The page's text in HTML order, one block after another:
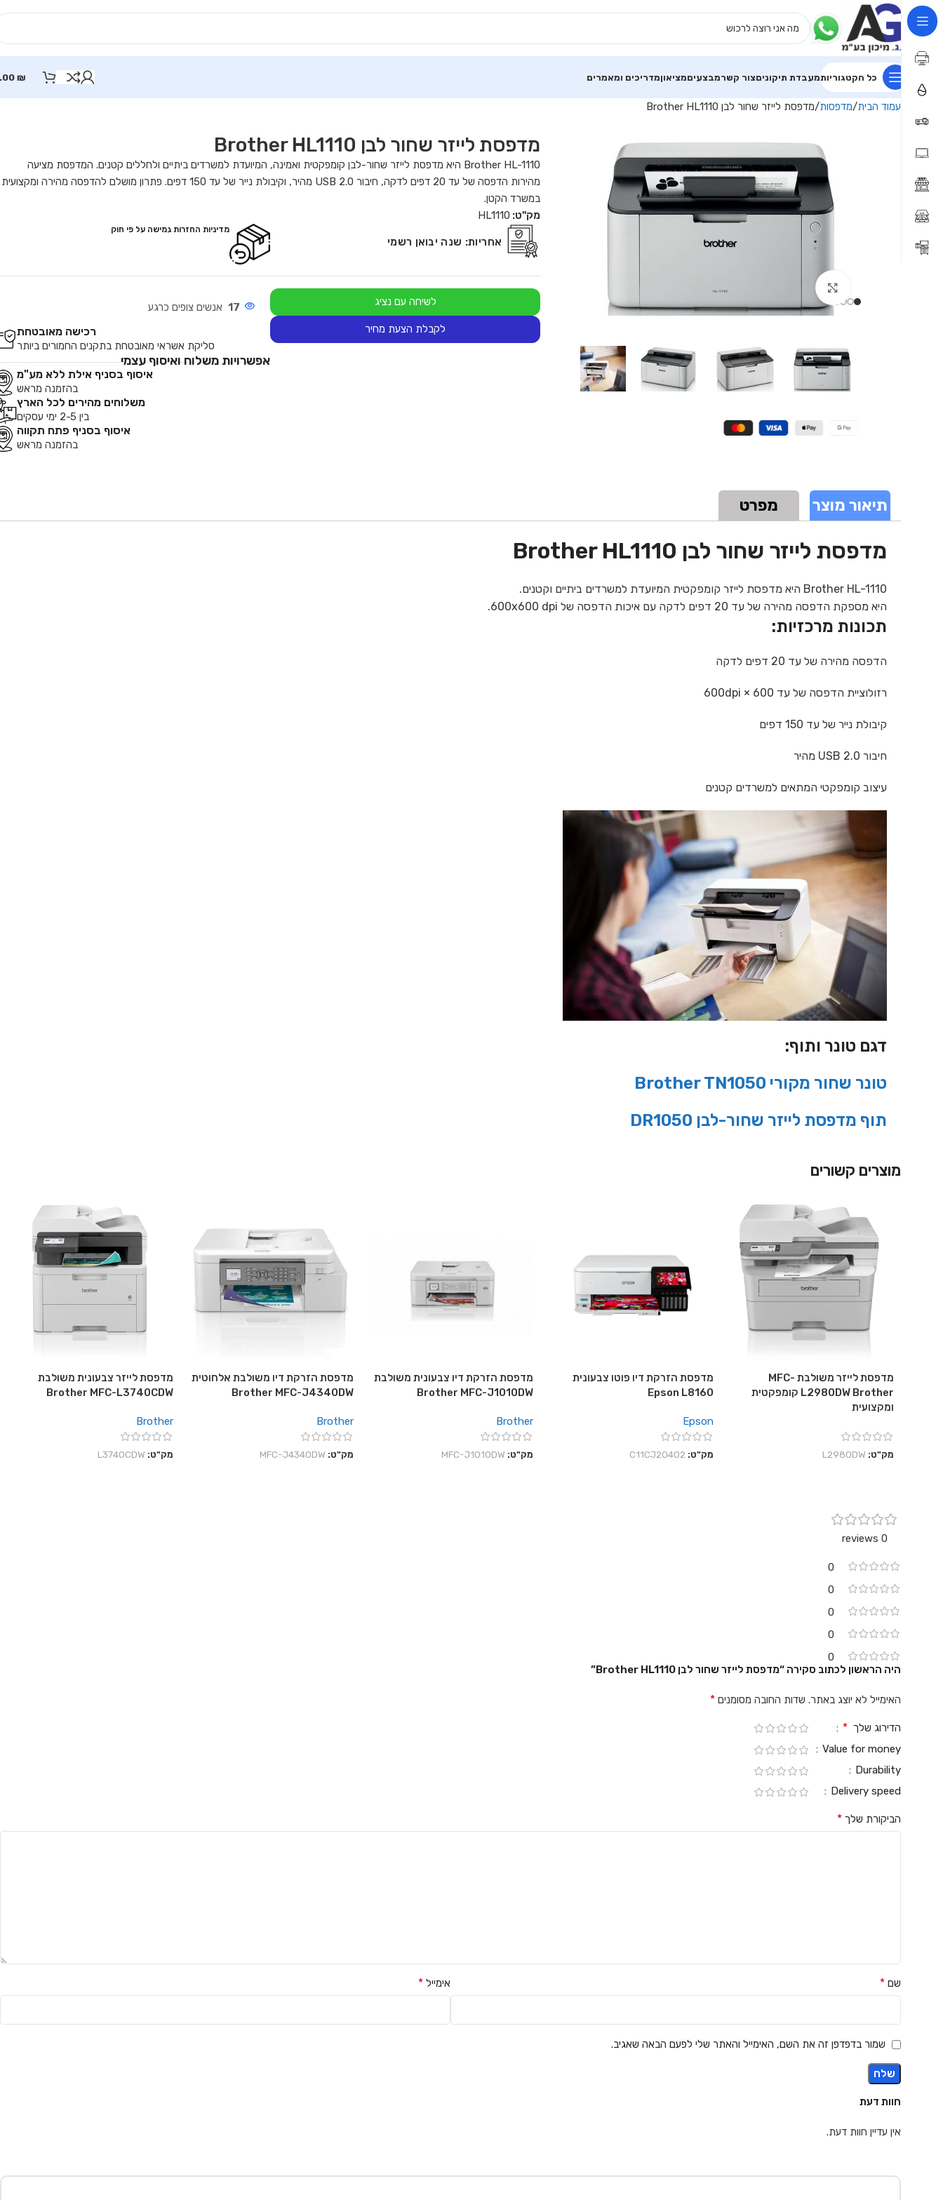
כל הקטגוריותמעבדת תיקוניםצור קשרמבצעיםמציאוןמדריכים ומאמרים ₪
עמוד הבית מדפסות מדפסת לייזר שחור לבן Brother HL1110
מדפסת לייזר שחור לבן Brother HL1110
Brother HL-1110 היא מדפסת לייזר שחור-לבן קומפקטית ואמינה, המיועדת למשרדים ביתיים ולחללים קטנים. המדפסת מציעה
מהירות הדפסה של עד 20 דפים לדקה, חיבור USB 2.0 מהיר, וקיבולת נייר של עד 150 דפים. פתרון מושלם להדפסה מהירה ומקצועית
במשרד הקטן.
מק"ט: HL1110
אחריות: שנה יבואן רשמי
מדיניות החזרות גמישה על פי חוק
לשיחה עם נציג
לקבלת הצעת מחיר
17 אנשים צופים כרגע
רכישה מאובטחת
סליקת אשראי מאובטחת בתקנים החמורים ביותר
אפשרויות משלוח ואיסוף עצמי
איסוף בסניף אילת ללא מע"מ
בהזמנה מראש
משלוחים מהירים לכל הארץ
בין 2-5 ימי עסקים
איסוף בסניף פתח תקווה
בהזמנה מראש
תיאור מוצר מפרט
מדפסת לייזר שחור לבן Brother HL1110
Brother HL-1110 היא מדפסת לייזר קומפקטית המיועדת למשרדים ביתיים וקטנים.
היא מספקת הדפסה מהירה של עד 20 דפים לדקה עם איכות הדפסה של 600x600 dpi.
תכונות מרכזיות:
הדפסה מהירה של עד 20 דפים לדקה
רזולוציית הדפסה של עד 600 × 600dpi
קיבולת נייר של עד 150 דפים
חיבור USB 2.0 מהיר
עיצוב קומפקטי המתאים למשרדים קטנים
דגם טונר ותוף:
טונר שחור מקורי Brother TN1050
תוף מדפסת לייזר שחור-לבן DR1050
מוצרים קשורים
מדפסת לייזר משולבת MFC-
L2980DW Brother קומפקטית
ומקצועית
מק"ט: L2980DW
מדפסת הזרקת דיו פוטו צבעונית
Epson L8160
Epson
מק"ט: C11CJ20402
מדפסת הזרקת דיו צבעונית משולבת
Brother MFC-J1010DW
Brother
מק"ט: MFC-J1010DW
מדפסת הזרקת דיו משולבת אלחוטית
Brother MFC-J4340DW
Brother
מק"ט: ‎MFC-J4340DW
מדפסת לייזר צבעונית משולבת
Brother MFC-L3740CDW
Brother
מק"ט: L3740CDW
0 reviews
0
0
0
0
0
חוות דעת
אין עדיין חוות דעת.
היה הראשון לכתוב סקירה “מדפסת לייזר שחור לבן Brother HL1110”
האימייל לא יוצג באתר. שדות החובה מסומנים *
הדירוג שלך *
Value for money
Durability
Delivery speed
הביקורת שלך *
שם * אימייל *
שמור בדפדפן זה את השם, האימייל והאתר שלי לפעם הבאה שאגיב.